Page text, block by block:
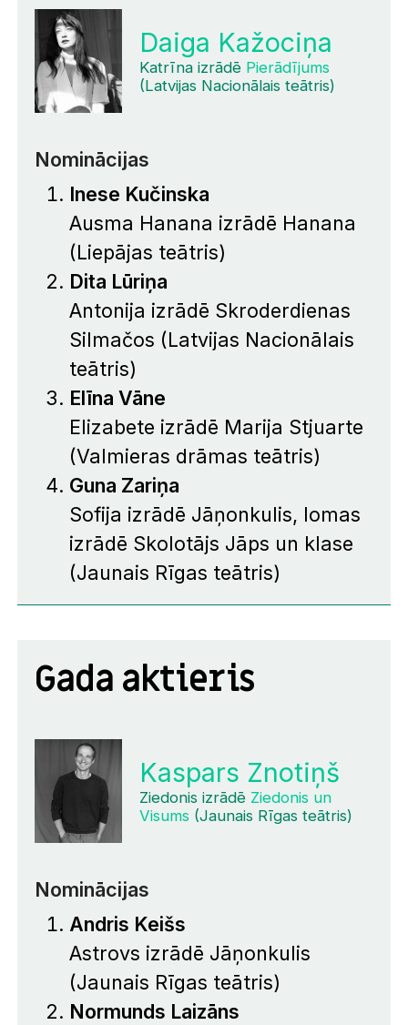
Daiga Kažociņa
Katrīna izrādē Pierādījums
(Latvijas Nacionālais teātris)
Nominācijas
Inese Kučinska
Ausma Hanana izrādē Hanana
(Liepājas teātris)
Dita Lūriņa
Antonija izrādē Skroderdienas
Silmačos (Latvijas Nacionālais
teātris)
Elīna Vāne
Elizabete izrādē Marija Stjuarte
(Valmieras drāmas teātris)
Guna Zariņa
Sofija izrādē Jāņonkulis, lomas
izrādē Skolotājs Jāps un klase
(Jaunais Rīgas teātris)
Gada aktieris
Kaspars Znotiņš
Ziedonis izrādē Ziedonis un
Visums(Jaunais Rīgas teātris)
Nominācijas
Andris Keišs
Astrovs izrādē Jāņonkulis
(Jaunais Rīgas teātris)
Normunds Laizāns